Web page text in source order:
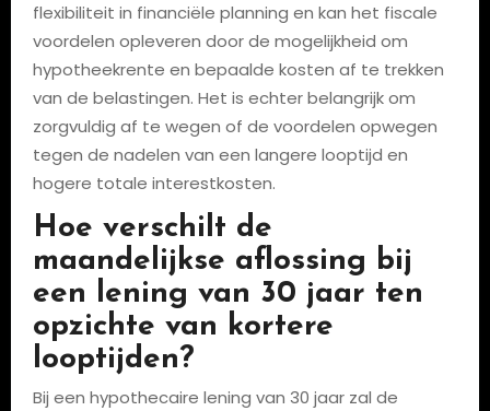
flexibiliteit in financiële planning en kan het fiscale
voordelen opleveren door de mogelijkheid om
hypotheekrente en bepaalde kosten af te trekken
van de belastingen. Het is echter belangrijk om
zorgvuldig af te wegen of de voordelen opwegen
tegen de nadelen van een langere looptijd en
hogere totale interestkosten.
Hoe verschilt de
maandelijkse aflossing bij
een lening van 30 jaar ten
opzichte van kortere
looptijden?
Bij een hypothecaire lening van 30 jaar zal de